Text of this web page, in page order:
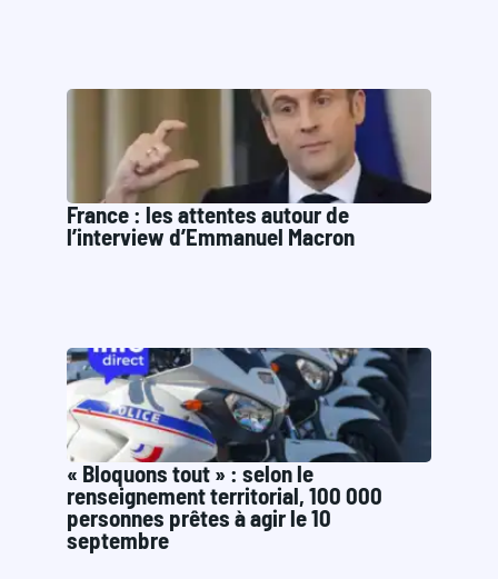
France : les attentes autour de
l’interview d’Emmanuel Macron
« Bloquons tout » : selon le
renseignement territorial, 100 000
personnes prêtes à agir le 10
septembre